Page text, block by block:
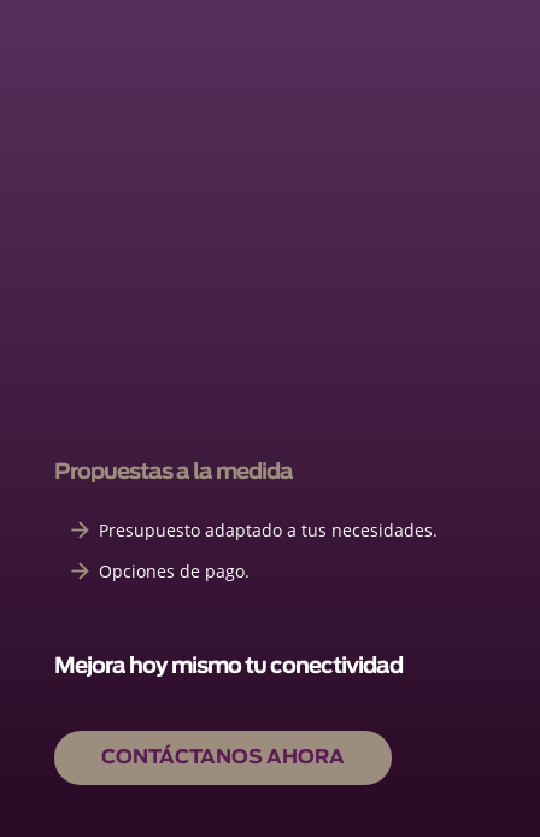
Propuestas a la medida
Presupuesto adaptado a tus necesidades.
Opciones de pago.
Mejora hoy mismo tu conectividad
CONTÁCTANOS AHORA